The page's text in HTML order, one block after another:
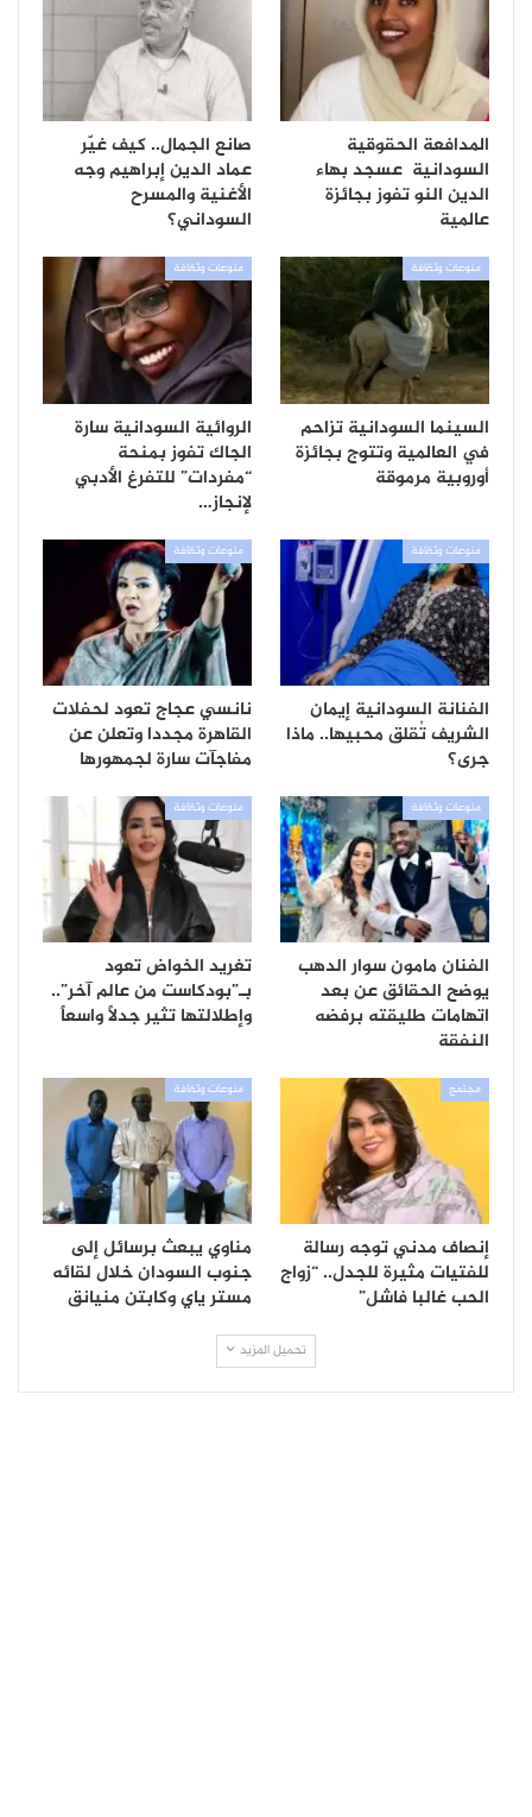
المدافعة الحقوقية
السودانية عسجد بهاء
الدين النو تفوز بجائزة
عالمية
صانع الجمال.. كيف غيّر
عماد الدين إبراهيم وجه
الأغنية والمسرح
السوداني؟
منوعات وثقافة
السينما السودانية تزاحم
في العالمية وتتوج بجائزة
أوروبية مرموقة
منوعات وثقافة
الروائية السودانية سارة
الجاك تفوز بمنحة
“مفردات” للتفرغ الأدبي
لإنجاز…
منوعات وثقافة
الفنانة السودانية إيمان
الشريف تُقلق محبيها.. ماذا
جرى؟
منوعات وثقافة
نانسي عجاج تعود لحفلات
القاهرة مجددا وتعلن عن
مفاجآت سارة لجمهورها
منوعات وثقافة
الفنان مامون سوار الدهب
يوضح الحقائق عن بعد
اتهامات طليقته برفضه
النفقة
منوعات وثقافة
تغريد الخواض تعود
بـ”بودكاست من عالم آخر”..
وإطلالتها تثير جدلاً واسعاً
مجتمع
إنصاف مدني توجه رسالة
للفتيات مثيرة للجدل.. “زواج
الحب غالبا فاشل”
منوعات وثقافة
مناوي يبعث برسائل إلى
جنوب السودان خلال لقائه
مستر ياي وكابتن منيانق
تحميل المزيد